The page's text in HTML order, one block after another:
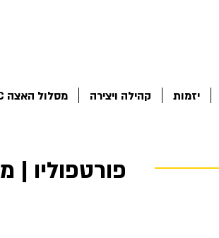
יזמות קהילה ויצירה מסלול האצה HIC
פורטפוליו |